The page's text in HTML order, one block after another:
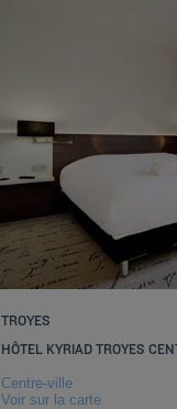
TROYES
HÔTEL KYRIAD TROYES
Centre-ville
Voir sur la carte